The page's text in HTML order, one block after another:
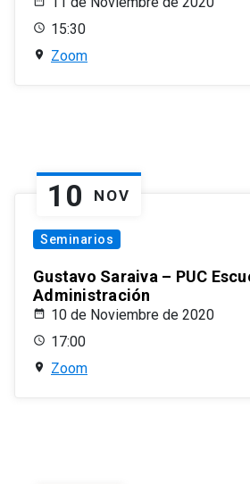
15:30
Zoom
10 NOV
Seminarios
Gustavo Saraiva – PUC
Administración
10 de Noviembre de 2020
17:00
Zoom